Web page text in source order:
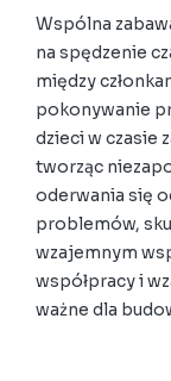
Wspólna
na spędzenie
między
pokonywanie
dzieci w czasie
tworząc
oderwania się
problemów,
wzajemnym
współpracy i
ważne dla